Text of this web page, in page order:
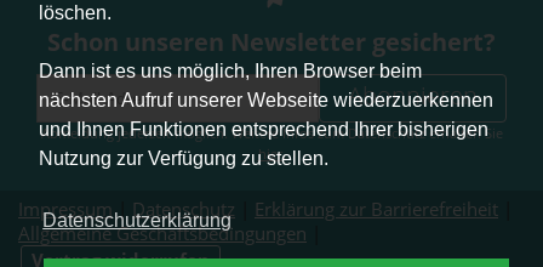
löschen.
Dann ist es uns möglich, Ihren Browser beim
nächsten Aufruf unserer Webseite wiederzuerkennen
und Ihnen Funktionen entsprechend Ihrer bisherigen
Nutzung zur Verfügung zu stellen.
Datenschutzerklärung
Schon unseren Newsletter gesichert?
Abonnieren
Abmeldung jederzeit möglich. Weitere Infos zum Datenschutz erhalten Sie
hier.
Impressum| Datenschutz Erklärung zur Barrierefreiheit
Allgemeine Geschäftsbedingungen
Vertrag widerrufen